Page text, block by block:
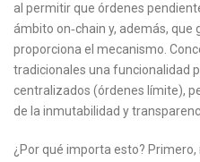
al permitir que órdenes
ámbito on‑chain y, además,
proporciona el mecanismo.
tradicionales una funcionalidad
centralizados (órdenes límite),
de la inmutabilidad y
¿Por qué importa esto?